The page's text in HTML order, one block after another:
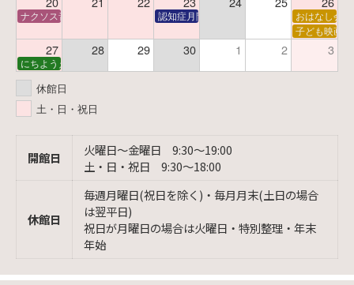
ナクソス音楽会 第6回 宇宙を感じるクラシック認知症月間 特別映画会「調査屋マオさんの恋
おはなし会
子ども映画会
27 28 29 30 1 2 3
にちようえほん
休館日
土・日・祝日
開館日
火曜日〜金曜日 9:30〜19:00
土・日・祝日 9:30〜18:00
休館日
毎週月曜日(祝日を除く)・毎月月末(土日の場合
は翌平日)
祝日が月曜日の場合は火曜日・特別整理・年末
年始